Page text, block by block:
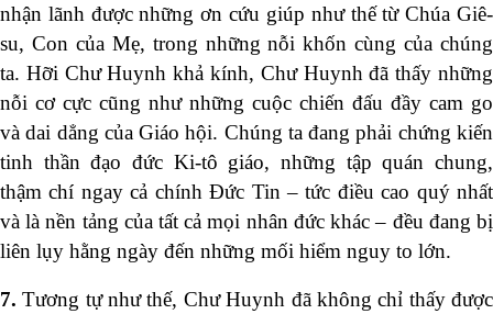
nhận lãnh được những ơn cứu giúp như thế từ Chúa Giê-
su, Con của Mẹ, trong những nỗi khốn cùng của chúng
ta. Hỡi Chư Huynh khả kính, Chư Huynh đã thấy những
nỗi cơ cực cũng như những cuộc chiến đấu đầy cam go
và dai dẳng của Giáo hội. Chúng ta đang phải chứng kiến
tinh thần đạo đức Ki-tô giáo, những tập quán chung,
thậm chí ngay cả chính Đức Tin – tức điều cao quý nhất
và là nền tảng của tất cả mọi nhân đức khác – đều đang bị
liên lụy hằng ngày đến những mối hiểm nguy to lớn.
7.Tương tự như thế, Chư Huynh đã không chỉ thấy được